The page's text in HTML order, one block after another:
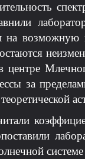
на
центре
за